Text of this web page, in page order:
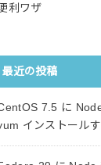
利ワザ
最近の投稿
7.5 に
インストール